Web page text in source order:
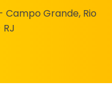
Campo Grande, Rio